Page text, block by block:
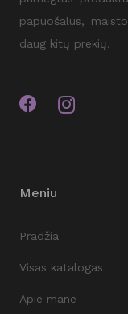
papuošalus,
daug kitų prekių.
Meniu
Pradžia
Visas katalogas
Apie mane